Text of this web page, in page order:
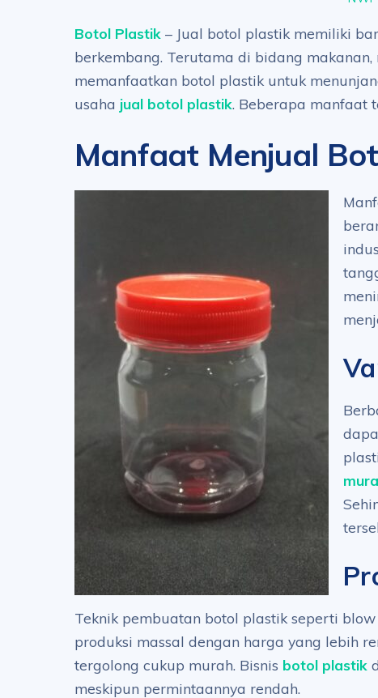
Botol Plastik – Jual botol plastik memiliki
berkembang. Terutama di bidang
memanfaatkan botol plastik untuk
usaha jual botol plastik. Beberapa manfaat
Manfaat Menjual
Teknik pembuatan botol plastik seperti
produksi massal dengan harga yang lebih
tergolong cukup murah. Bisnis botol plastik
meskipun permintaannya rendah.